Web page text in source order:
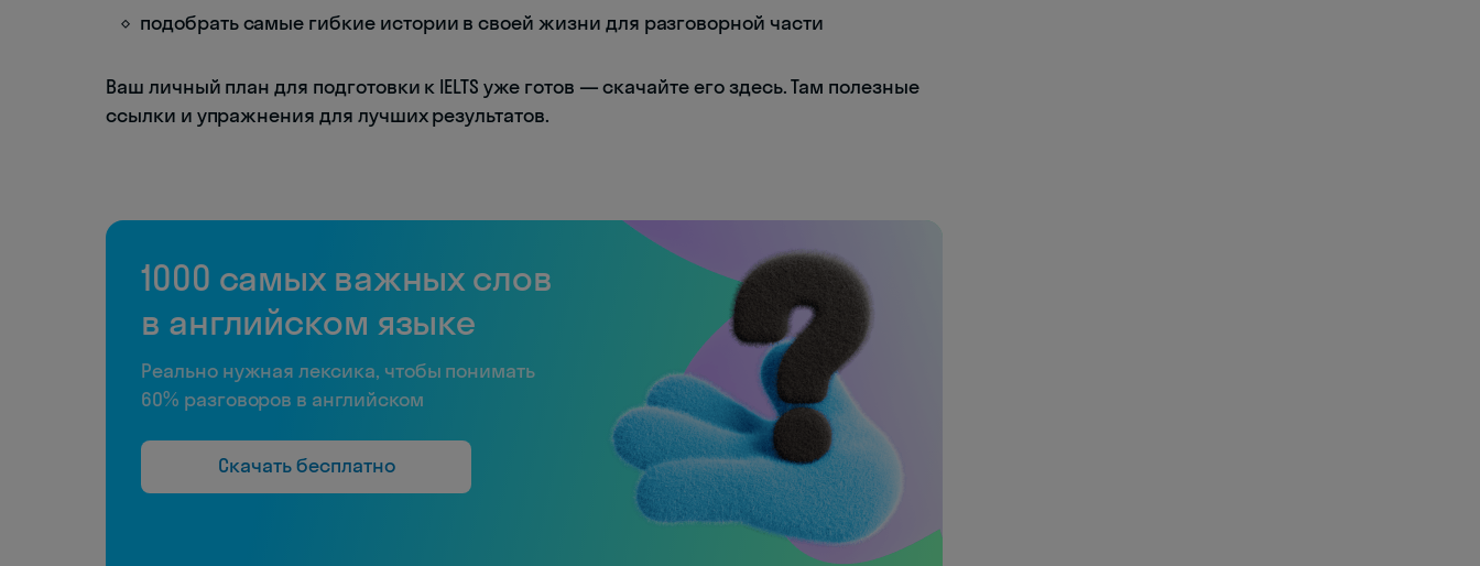
подобрать самые гибкие истории в своей жизни для разговорной части
Ваш личный план для подготовки к IELTS уже готов — скачайте его здесь. Там полезные
ссылки и упражнения для лучших результатов.
1000 самых важных слов
в английском языке
Реально нужная лексика, чтобы понимать
60% разговоров в английском
Скачать бесплатно